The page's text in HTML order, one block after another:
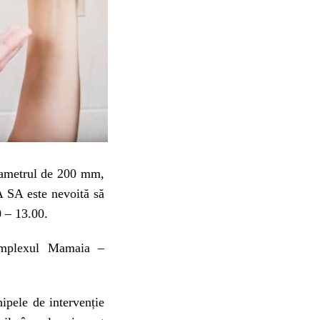
de 200 mm,
este nevoită să
– 13.00.
Mamaia –
de intervenție